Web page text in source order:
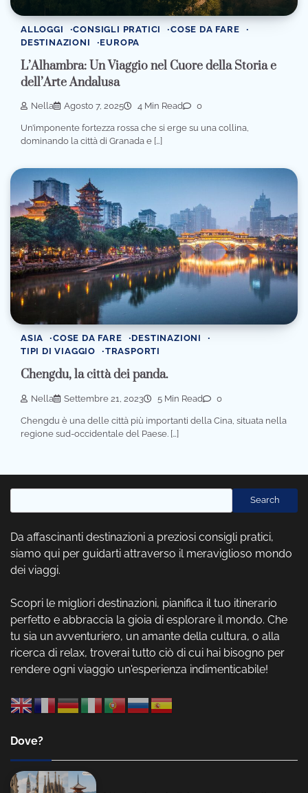
ALLOGGI CONSIGLI PRATICI
COSE DA FARE
DESTINAZIONI
EUROPA
L’Alhambra: Un Viaggio nel Cuore della Storia e
dell’Arte Andalusa
Nella Agosto 7, 2025 4 Min Read 0
Un’imponente fortezza rossa che si erge su una collina,
dominando la città di Granada e […]
ASIA COSE DA FARE
DESTINAZIONI
TIPI DI VIAGGIO
TRASPORTI
Chengdu, la città dei panda.
Nella Settembre 21, 2023 5 Min Read 0
Chengdu è una delle città più importanti della Cina, situata nella
regione sud-occidentale del Paese. […]
Search
Da affascinanti destinazioni a preziosi consigli pratici,
siamo qui per guidarti attraverso il meraviglioso mondo
dei viaggi.
Scopri le migliori destinazioni, pianifica il tuo itinerario
perfetto e abbraccia la gioia di esplorare il mondo. Che
tu sia un avventuriero, un amante della cultura, o alla
ricerca di relax, troverai tutto ciò di cui hai bisogno per
rendere ogni viaggio un'esperienza indimenticabile!
Dove?